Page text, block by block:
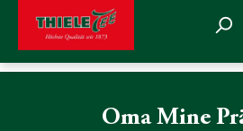
Zum Hauptinhalt springen
Oma Mine